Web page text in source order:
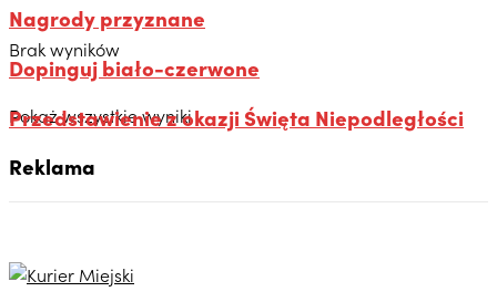
Brak wyników
Pokaż wszystkie wyniki
Nagrody przyznane
Dopinguj biało-czerwone
Przedstawienie z okazji Święta Niepodległości
Reklama